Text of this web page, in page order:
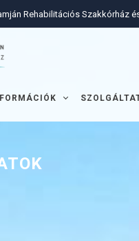
Rehabilitációs Szakkórház